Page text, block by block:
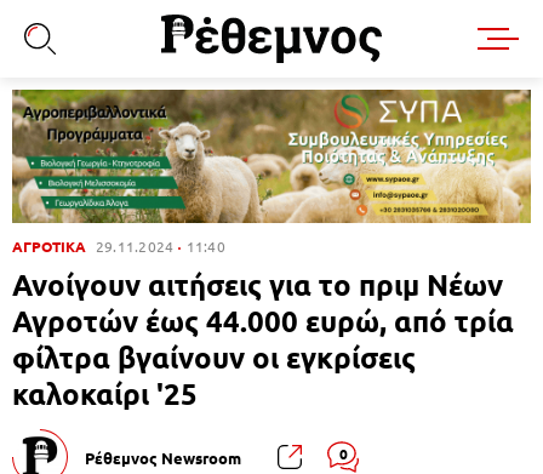
ΑΓΡΟΤΙΚΑ 29.11.2024 11:40
Ανοίγουν αιτήσεις για το πριμ Νέων
Αγροτών έως 44.000 ευρώ, από τρία
φίλτρα βγαίνουν οι εγκρίσεις
καλοκαίρι '25
Ρέθεμνος Newsroom 0